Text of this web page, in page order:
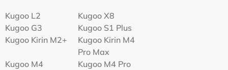
Kugoo L2
Kugoo X8
Kugoo G3
Kugoo S1 Plus
Kugoo Kirin M2+
Kugoo Kirin M4
Pro Max
Kugoo M4
Kugoo M4 Pro